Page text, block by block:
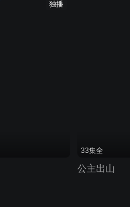
独播
33集全
公主出山